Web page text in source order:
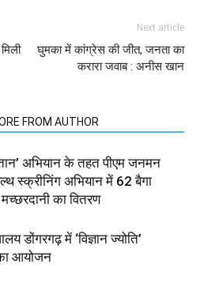
Next article
घुमका में कांग्रेस की जीत, जनता का
करारा जवाब : अनीस खान
FROM AUTHOR
अभियान के तहत पीएम जनमन
स्क्रीनिंग अभियान में 62 बैगा
मच्छरदानी का वितरण
डोंगरगढ़ में ‘विज्ञान ज्योति’
आयोजन